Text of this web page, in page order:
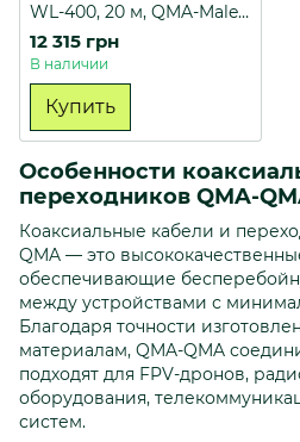
WL-400, 20 м, QMA-Male-
QMA-Female КОМПЛЕКТ
(2 кабеля по 20 м)
12 315 грн
В наличии
Купить
Особенности
переходников QMA-
Коаксиальные кабели и
QMA — это
обеспечивающие
между устройствами с
Благодаря точности
материалам, QMA-QMA
подходят для FPV-дронов,
оборудования,
систем.